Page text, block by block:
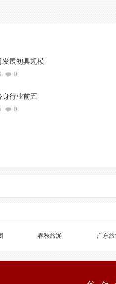
展初具规模
0
行业前五
0
春秋旅游 广东